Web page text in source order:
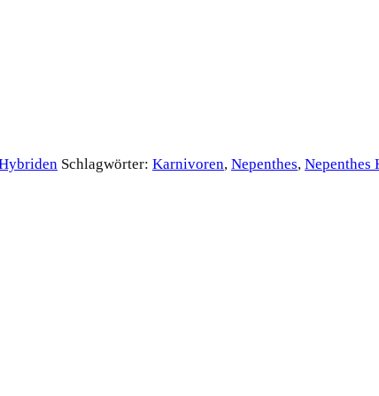
Schlagwörter: Karnivoren, Nepenthes, Nepenthes